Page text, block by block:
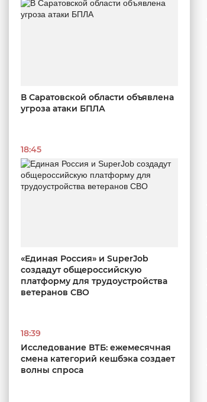
В Саратовской области объявлена
угроза атаки БПЛА
18:45
«Единая Россия» и SuperJob
создадут общероссийскую
платформу для трудоустройства
ветеранов СВО
18:39
Исследование ВТБ: ежемесячная
смена категорий кешбэка создает
волны спроса